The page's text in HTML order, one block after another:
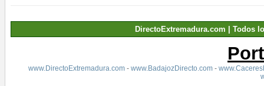
DirectoExtremadura.com | Todos
www.DirectoExtremadura.com- www.BadajozDirecto.com-